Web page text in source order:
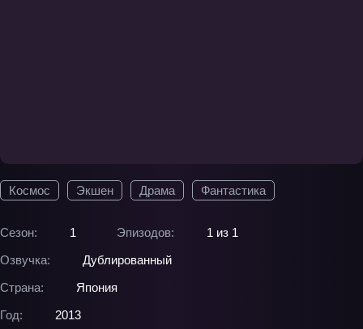
Космос Экшен Драма Фантастика
Сезон: 1 Эпизодов:
1 из 1
Озвучка:
Дублированный
Страна:
Япония
Год:
2013